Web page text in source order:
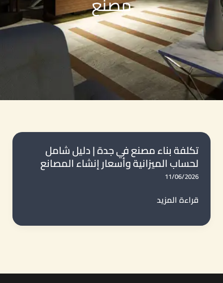
تكلفة بناء مصنع في جدة | دليل شامل
لحساب الميزانية وأسعار إنشاء المصانع
11/06/2026
تكلفة
مصنع
|
قراءة المزيد